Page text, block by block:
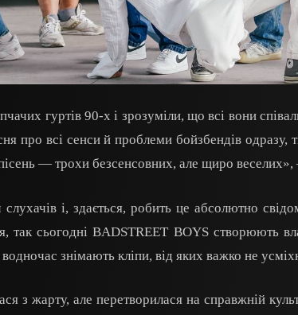
гуртів 90-х і зрозуміли, що всі вони
про всі сенси й проблеми бойзбендів одразу,
— трохи безсенсовних, але щиро
і, здається, робить це абсолютно
так сьогодні BADSTREET BOYS створюють
знімають кліпи, від яких важко не
з жарту, але перетворилася на справжній